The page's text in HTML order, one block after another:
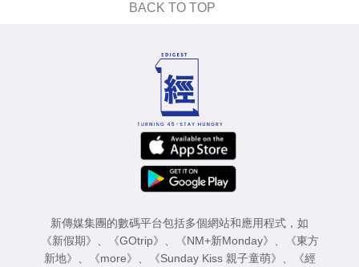
BACK TO TOP
新傳媒集團的數碼平台包括多個網站和應用程式，如
《新假期》 、 《GOtrip》 、 《NM+新Monday》 、
《東方
新地》 、 《more》 、 《Sunday Kiss 親子童萌》 、
《經